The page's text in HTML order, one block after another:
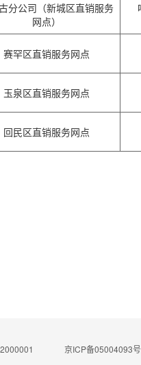
分公司（新城区直销服务
网点）
赛罕区直销服务网点
玉泉区直销服务网点
回民区直销服务网点
京ICP备05004093